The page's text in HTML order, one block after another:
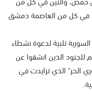
في كل من العاصمة دمشق
تلبية لدعوة نشطاء
الذين انشقوا عن
الحر" الذي تزايدت في